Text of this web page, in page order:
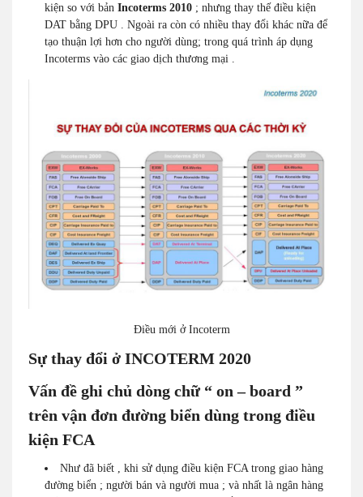
kiện so với bản Incoterms 2010 ; nhưng thay thế điều kiện
DAT bằng DPU . Ngoài ra còn có nhiều thay đổi khác nữa để
tạo thuận lợi hơn cho người dùng; trong quá trình áp dụng
Incoterms vào các giao dịch thương mại .
Điều mới ở Incoterm
Sự thay đổi ở INCOTERM 2020
Vấn đề ghi chủ dòng chữ “ on – board ”
trên vận đơn đường biển dùng trong điều
kiện FCA
Như đã biết , khi sử dụng điều kiện FCA trong giao hàng
đường biển ; người bán và người mua ; và nhất là ngân hàng